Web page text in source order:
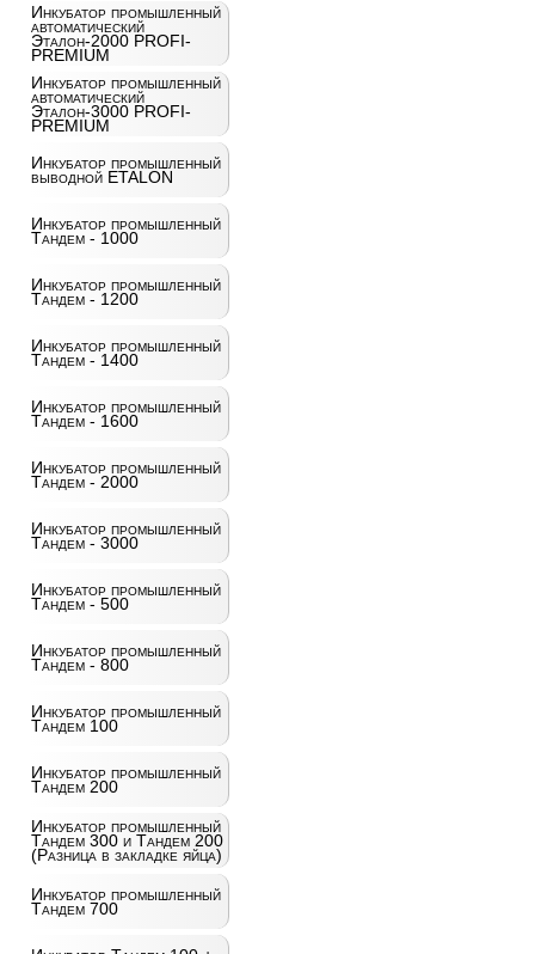
Инкубатор промышленный
автоматический
Эталон-2000 PROFI-
PREMIUM
Инкубатор промышленный
автоматический
Эталон-3000 PROFI-
PREMIUM
Инкубатор промышленный
выводной ETALON
Инкубатор промышленный
Тандем - 1000
Инкубатор промышленный
Тандем - 1200
Инкубатор промышленный
Тандем - 1400
Инкубатор промышленный
Тандем - 1600
Инкубатор промышленный
Тандем - 2000
Инкубатор промышленный
Тандем - 3000
Инкубатор промышленный
Тандем - 500
Инкубатор промышленный
Тандем - 800
Инкубатор промышленный
Тандем 100
Инкубатор промышленный
Тандем 200
Инкубатор промышленный
Тандем 300 и Тандем 200
(Разница в закладке яйца)
Инкубатор промышленный
Тандем 700